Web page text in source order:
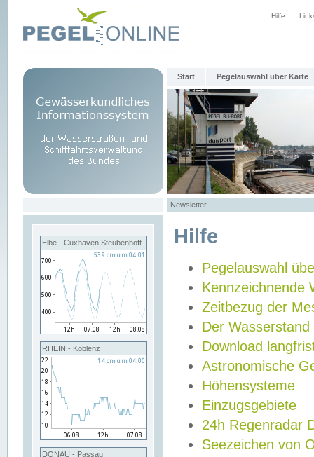
Hilfe
Start Pegelauswahl über Karte
Newsletter
Elbe - Cuxhaven Steubenhöft
RHEIN - Koblenz
DONAU - Passau
Hilfe
Pegelauswahl
Kennzeichnende
Zeitbezug der
Der Wasserstand
Download
Astronomische
Höhensysteme
Einzugsgebiete
24h Regenradar
Seezeichen von